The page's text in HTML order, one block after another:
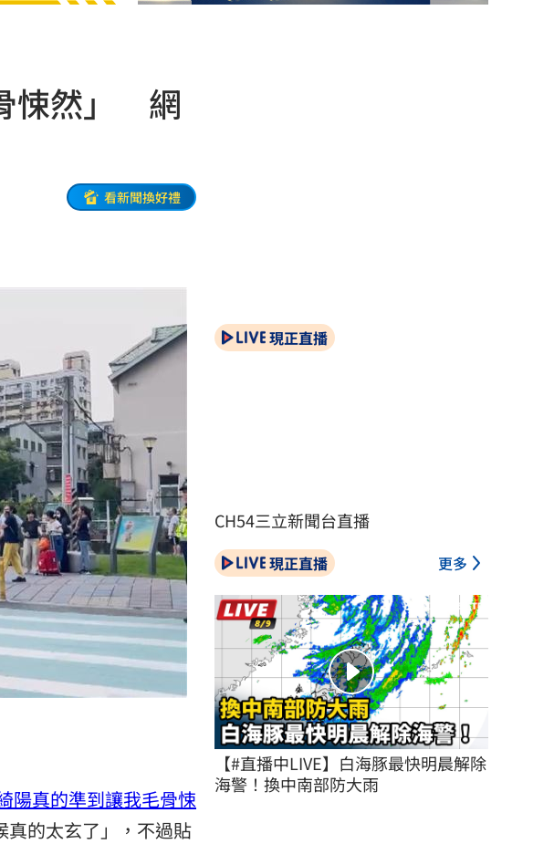
悚然」 網
看新聞換好禮
陽真的準到讓我毛骨悚
真的太玄了」，不過貼
現正直播
CH54三立新聞台直播
現正直播 更多
【#直播中LIVE】白海豚最快明晨解除
海警！換中南部防大雨